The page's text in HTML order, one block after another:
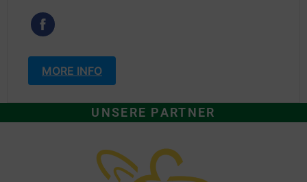
MORE INFO
UNSERE PARTNER